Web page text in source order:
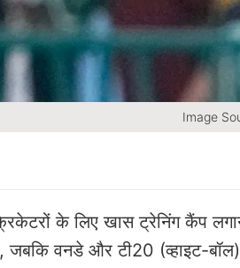
Image
के लिए खास ट्रेनिंग कैंप
जबकि वनडे और टी20 (व्हाइट-